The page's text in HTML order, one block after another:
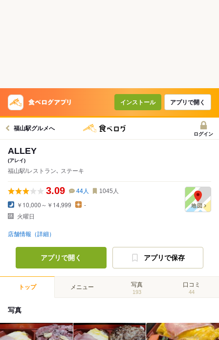
インストール アプリで開く
福山駅グルメへ
ログイン
ALLEY
(アレイ)
福山駅/レストラン､ ステーキ
3.09 44人 1045 人
￥10,000～￥14,999
-
火曜日
店舗情報（詳細）
アプリで開く アプリで保存
トップ メニュー 写真
193
口コミ
44
写真